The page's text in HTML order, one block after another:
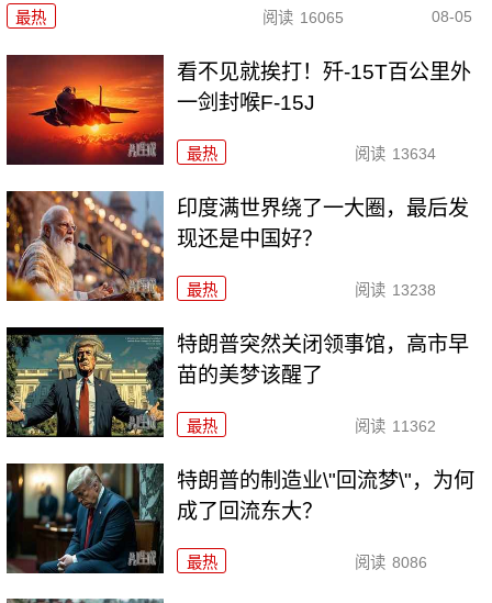
最热 阅读 16065 08-05
看不见就挨打！歼-15T百公里外
一剑封喉F-15J
最热 阅读 13634
印度满世界绕了一大圈，最后发
现还是中国好？
最热 阅读 13238
特朗普突然关闭领事馆，高市早
苗的美梦该醒了
最热 阅读 11362
特朗普的制造业\"回流梦\"，为何
成了回流东大？
最热 阅读 8086